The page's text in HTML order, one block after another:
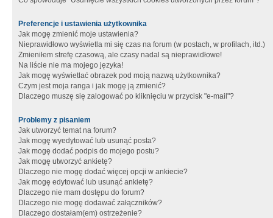
Preferencje i ustawienia użytkownika
Jak mogę zmienić moje ustawienia?
Nieprawidłowo wyświetla mi się czas na forum (w postach, w profilach, itd.)
Zmieniłem strefę czasową, ale czasy nadal są nieprawidłowe!
Na liście nie ma mojego języka!
Jak mogę wyświetlać obrazek pod moją nazwą użytkownika?
Czym jest moja ranga i jak mogę ją zmienić?
Dlaczego muszę się zalogować po kliknięciu w przycisk "e-mail"?
Problemy z pisaniem
Jak utworzyć temat na forum?
Jak mogę wyedytować lub usunąć posta?
Jak mogę dodać podpis do mojego postu?
Jak mogę utworzyć ankietę?
Dlaczego nie mogę dodać więcej opcji w ankiecie?
Jak mogę edytować lub usunąć ankietę?
Dlaczego nie mam dostępu do forum?
Dlaczego nie mogę dodawać załączników?
Dlaczego dostałam(em) ostrzeżenie?